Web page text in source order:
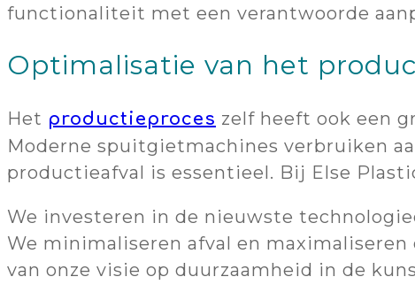
functionaliteit met een verantwoorde
Optimalisatie van het
Het productieproces zelf heeft ook een
Moderne spuitgietmachines verbruiken
productieafval is essentieel. Bij Else
We investeren in de nieuwste
We minimaliseren afval en
van onze visie op duurzaamheid in de